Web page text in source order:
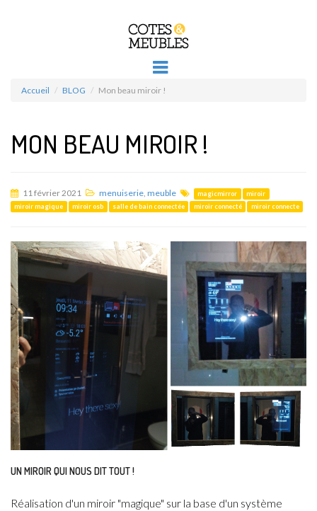
Accueil BLOG Mon beau miroir !
MON BEAU MIROIR !
11 février 2021 menuiserie, meuble magicmirror
miroir
miroir magique
miroir osb salle de bain connectée miroir connecté miroir connecte
UN MIROIR QUI NOUS DIT TOUT !
Réalisation d'un miroir "magique" sur la base d'un système